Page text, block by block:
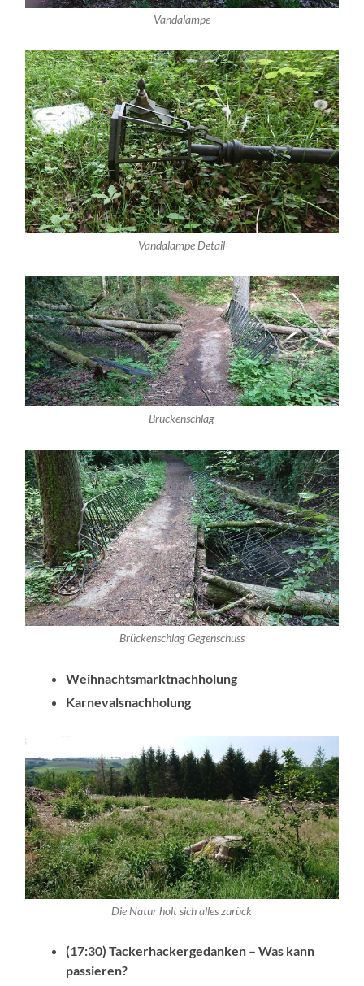
Vandalampe
Vandalampe Detail
Brückenschlag
Brückenschlag Gegenschuss
Weihnachtsmarktnachholung
Karnevalsnachholung
Die Natur holt sich alles zurück
(17:30) Tackerhackergedanken – Was kann
passieren?